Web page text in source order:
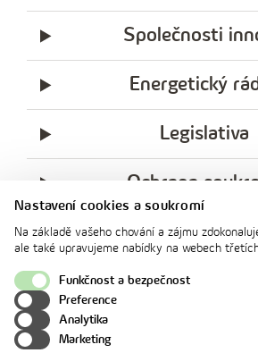
Nastavení cookies a soukromí
Na základě vašeho chování a zájmu
ale také upravujeme nabídky na webech
souhlasu. Svoje nastavení můžete kdykoliv
„Nastavení soukromí". Více informací o tom,
osobními údaji pracujeme, včetně možností
naleznete na webové stránce v sekci
Funkčnost a bezpečnost
Preference
Analytika
Marketing
Společnosti
Energetický
Legislativa
Ochrana
messengerfacebook
x
innogy
instagram
innogy